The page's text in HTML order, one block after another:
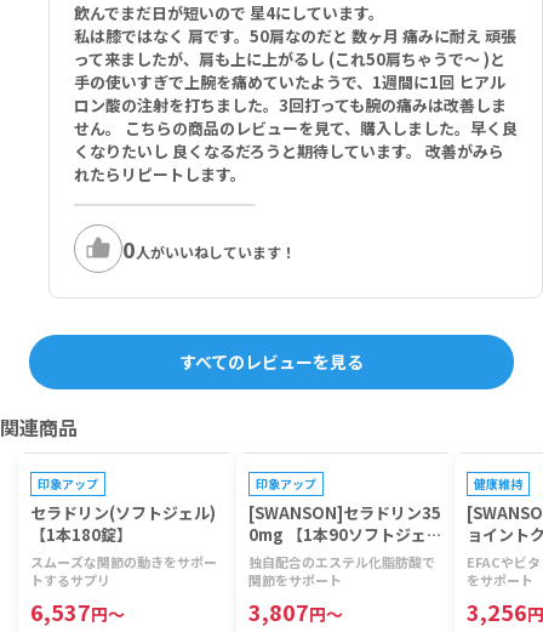
飲んでまだ日が短いので 星4にしています。
私は膝ではなく 肩です。50肩なのだと 数ヶ月 痛みに耐え 頑張
って来ましたが、肩も上に上がるし (これ50肩ちゃうで～ )と
手の使いすぎで上腕を痛めていたようで、1週間に1回 ヒアル
ロン酸の注射を打ちました。3回打っても腕の痛みは改善しま
せん。 こちらの商品のレビューを見て、購入しました。早く良
くなりたいし 良くなるだろうと期待しています。 改善がみら
れたらリピートします。
0人がいいねしています！
すべてのレビューを見る
関連商品
印象アップ
セラドリン(ソフトジェル)
【1本180錠】
スムーズな関節の動きをサポー
トするサプリ
6,537円～
印象アップ
[SWANSON]セラドリン35
0mg 【1本90ソフトジェ
ル】
独自配合のエステル化脂肪酸で
関節をサポート
3,807円～
健康維持
ョイント
8ml】
EFACやビ
をサポート
3,256円